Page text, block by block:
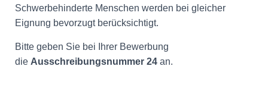
Schwerbehinderte Menschen werden bei gleicher
Eignung bevorzugt berücksichtigt.
Bitte geben Sie bei Ihrer Bewerbung
die Ausschreibungsnummer 24 an.